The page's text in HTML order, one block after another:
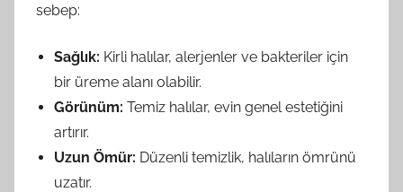
sebep:
Sağlık: Kirli halılar, alerjenler ve bakteriler için
bir üreme alanı olabilir.
Görünüm: Temiz halılar, evin genel estetiğini
artırır.
Uzun Ömür: Düzenli temizlik, halıların ömrünü
uzatır.